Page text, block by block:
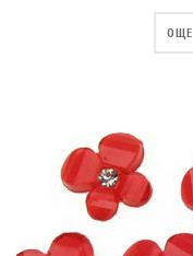
ОЩЕ